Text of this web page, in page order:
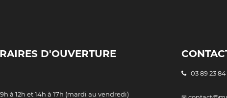
D'OUVERTURE
à 12h et 14h à 17h (mardi au vendredi)
03 89 23 84